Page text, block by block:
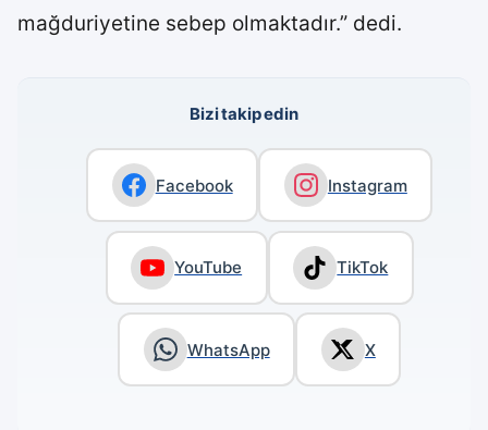
mağduriyetine sebep olmaktadır.” dedi.
Bizi takip edin
Facebook Instagram
YouTube TikTok
WhatsApp X